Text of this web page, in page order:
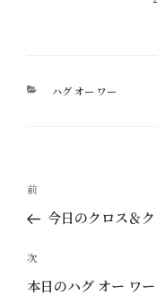
カ
ハグ オー ワー
投
ナ
ビ
ゲ
過
去
投
稿
前
今日のクロス＆
次
の
次
本日のハグ オー ワー